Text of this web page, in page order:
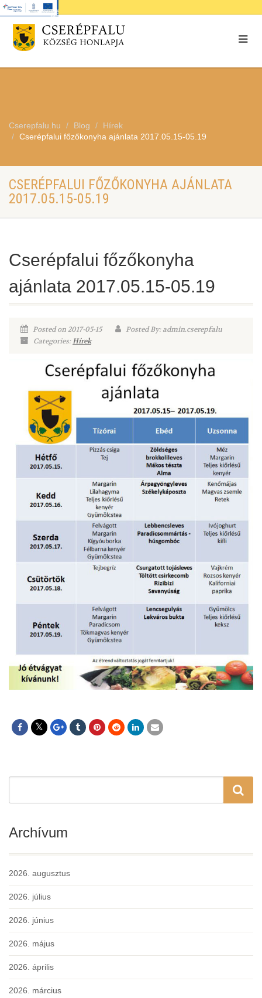
Cserepfalu.hu Blog
Hírek
Cserépfalui főzőkonyha ajánlata 2017.05.15-05.19
CSERÉPFALUI FŐZŐKONYHA AJÁNLATA
2017.05.15-05.19
Cserépfalui főzőkonyha
ajánlata 2017.05.15-05.19
Posted on 2017-05-15
Posted By: admin.cserepfalu
Categories:Hírek
Archívum
2026. augusztus
2026. július
2026. június
2026. május
2026. április
2026. március